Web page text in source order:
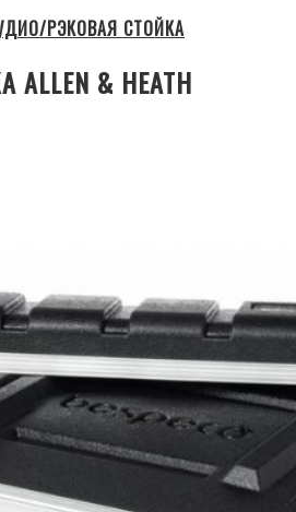
РЭКОВАЯ СТОЙКА
& HEATH